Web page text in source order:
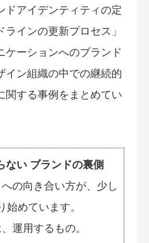
ドアイデンティティの定
インの更新プロセス」
ケーションへのブランド
イン組織の中での継続的
関する事例をまとめてい
ない ブランドの裏側
の向き合い方が、少し
始めています。
運用するもの。